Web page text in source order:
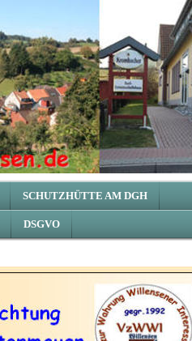
SCHUTZHÜTTE AM DGH
DSGVO